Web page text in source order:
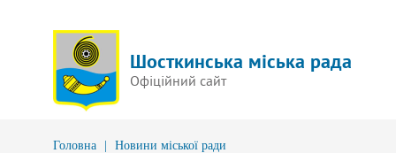
Шосткинська міська рада
Офіційний сайт
Головна Новини міської ради